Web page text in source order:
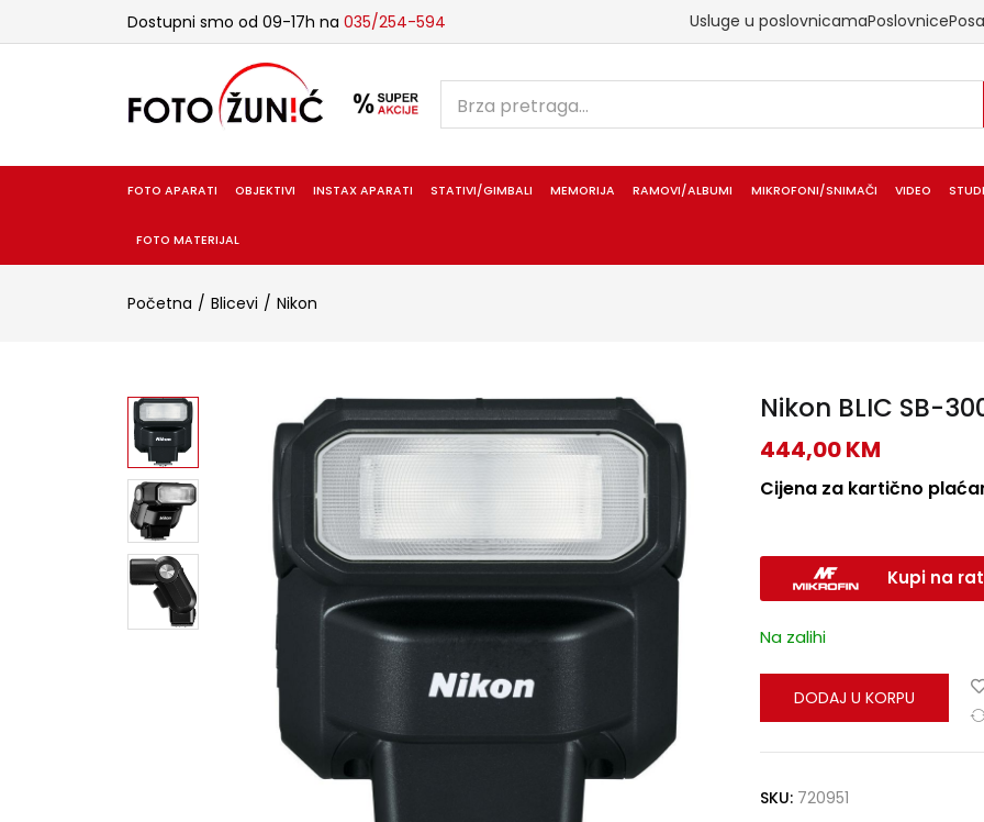
Dostupni smo od 09-17h na 035/254-594 Usluge u poslovnicamaPoslovnice
FOTO APARATI OBJEKTIVI INSTAX APARATI STATIVI/GIMBALI MEMORIJA RAMOVI/ALBUMI MIKROFONI/SNIMAČI VIDEO
FOTO MATERIJAL
Početna Blicevi Nikon
Nikon BLIC SB-
444,00KM
Cijena za kartično
Kupi na
Na zalihi
DODAJ U KORPU
SKU: 720951